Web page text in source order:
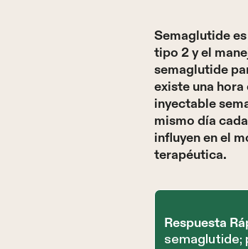
Semaglutide
tipo 2 y el
semaglutide
existe una
inyectable
mismo día
influyen en el
terapéutica.
Respuesta
semaglutide;